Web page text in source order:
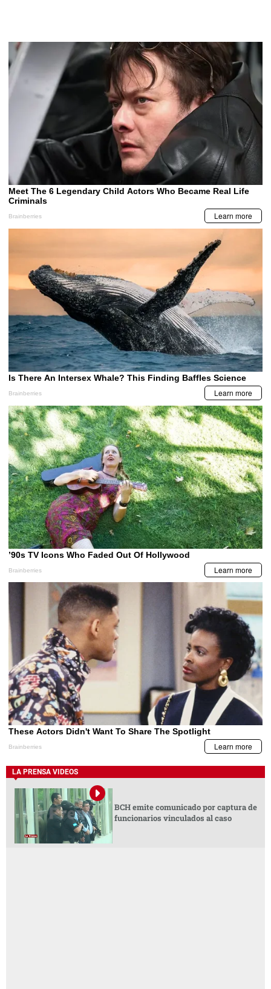
LA PRENSA VIDEOS
BCH emite comunicado por captura de
funcionarios vinculados al caso